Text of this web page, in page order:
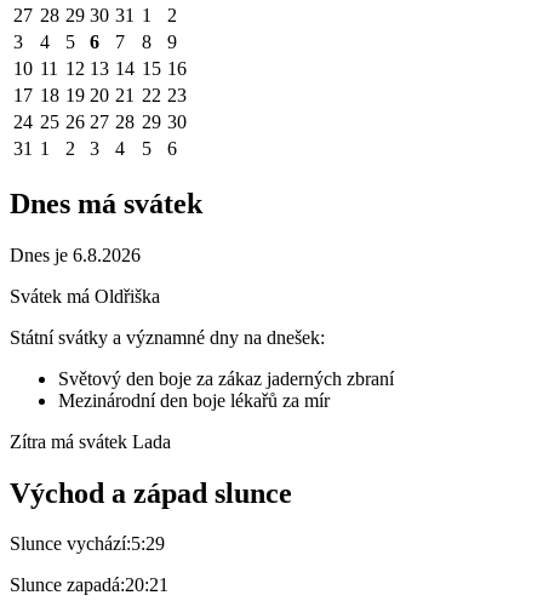
27 28 29 30 31 1
2
3
4 5 6 7 8
9
10 11 12 13 14 15 16
17 18 19 20 21 22 23
24 25 26 27 28 29 30
31 1 2 3 4 5 6
Dnes má svátek
Dnes je 6.8.2026
Svátek má Oldřiška
Státní svátky a významné dny na dnešek:
Světový den boje za zákaz jaderných zbraní
Mezinárodní den boje lékařů za mír
Zítra má svátek Lada
Východ a západ slunce
Slunce vychází:5:29
Slunce zapadá:20:21